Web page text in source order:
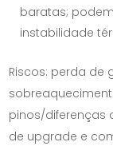
baratas;
instabilidade
Riscos: perda de
pinos/diferenças
de upgrade e